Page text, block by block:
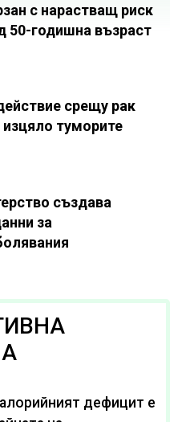
с нарастващ риск
50-годишна възраст
срещу рак
туморите
създава
за
дефицит е